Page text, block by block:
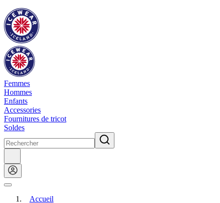
Femmes
Hommes
Enfants
Accessories
Fournitures de tricot
Soldes
Accueil